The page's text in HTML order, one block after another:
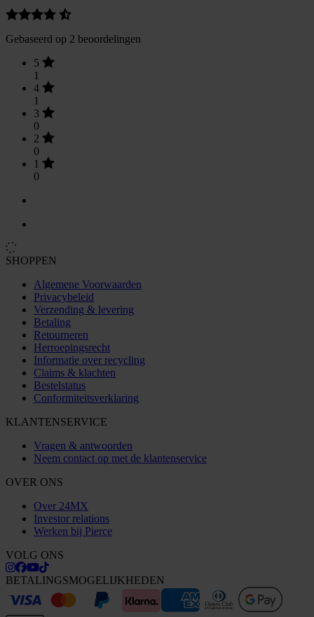
Gebaseerd op 2 beoordelingen
5
1
4
1
3
0
2
0
1
0
SHOPPEN
Algemene Voorwaarden
Privacybeleid
Verzending & levering
Betaling
Retourneren
Herroepingsrecht
Informatie over recycling
Claims & klachten
Bestelstatus
Conformiteitsverklaring
KLANTENSERVICE
Vragen & antwoorden
Neem contact op met de klantenservice
OVER ONS
Over 24MX
Investor relations
Werken bij Pierce
VOLG ONS
BETALINGSMOGELIJKHEDEN